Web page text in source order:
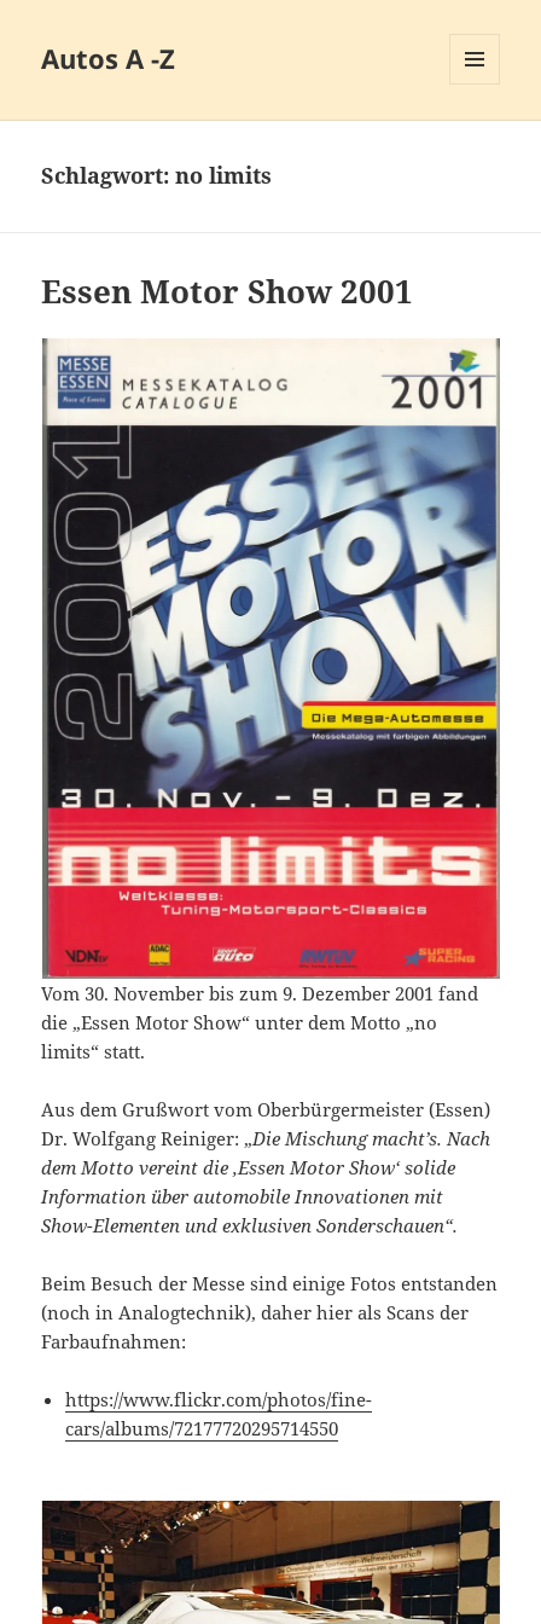
Autos A -Z
Schlagwort:no limits
Essen Motor Show 2001
Vom 30. November bis zum 9. Dezember 2001 fand
die „Essen Motor Show“ unter dem Motto „no
limits“ statt.
Aus dem Grußwort vom Oberbürgermeister (Essen)
Dr. Wolfgang Reiniger: „Die Mischung macht’s. Nach
dem Motto vereint die ‚Essen Motor Show‘ solide
Information über automobile Innovationen mit
Show-Elementen und exklusiven Sonderschauen“.
Beim Besuch der Messe sind einige Fotos entstanden
(noch in Analogtechnik), daher hier als Scans der
Farbaufnahmen:
https://www.flickr.com/photos/fine-
cars/albums/72177720295714550